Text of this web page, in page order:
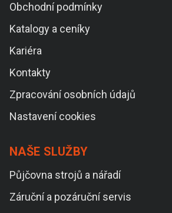
Obchodní podmínky
Katalogy a ceníky
Kariéra
Kontakty
Zpracování osobních údajů
Nastavení cookies
NAŠE SLUŽBY
Půjčovna strojů a nářadí
Záruční a pozáruční servis